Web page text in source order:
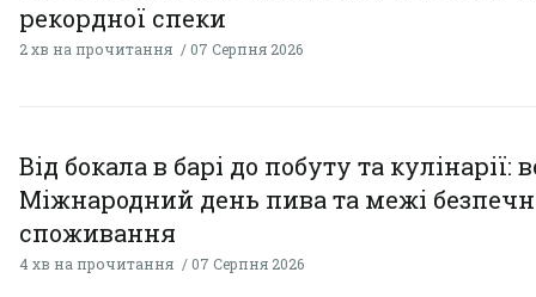
рекордної спеки
2 хв на прочитання 07 Серпня 2026
Від бокала в барі до побуту та кулінарії:
Міжнародний день пива та межі
споживання
4 хв на прочитання 07 Серпня 2026